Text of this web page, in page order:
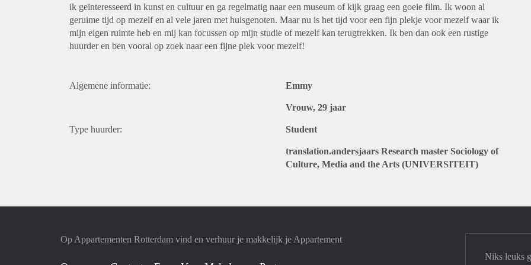
ik geïnteresseerd in kunst en cultuur en ga regelmatig naar een museum of kijk graag een goeie film. Ik woon al
geruime tijd op mezelf en al vele jaren met huisgenoten. Maar nu is het tijd voor een fijn plekje voor mezelf waar ik
mijn eigen ruimte heb en mij kan focussen op mijn studie of mezelf kan terugtrekken. Ik ben dan ook een rustige
huurder en ben vooral op zoek naar een fijne plek voor mezelf!
Algemene informatie: Emmy
Vrouw, 29 jaar
Type huurder: Student
translation.andersjaars Research master Sociology of
Culture, Media and the Arts (UNIVERSITEIT)
Op Appartementen Rotterdam vind en verhuur je makkelijk je Appartement
Niks leuks